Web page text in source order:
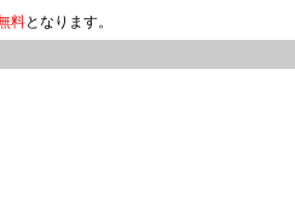
料となります。